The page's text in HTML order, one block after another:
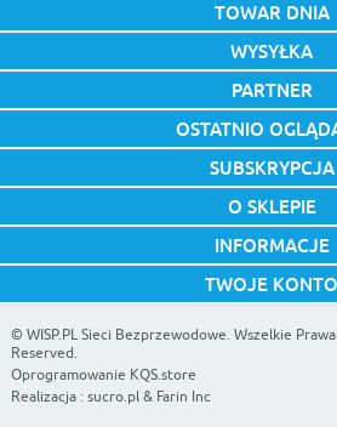
TOWAR DNIA
WYSYŁKA
PARTNER
OSTATNIO
SUBSKRYPCJA
O SKLEPIE
INFORMACJE
TWOJE KONTO
© WISP.PL Sieci Bezprzewodowe. Wszelkie
Reserved.
Oprogramowanie KQS.store
Realizacja : sucro.pl& Farin Inc